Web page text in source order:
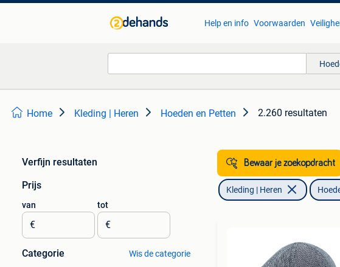
Help en info Voorwaarden
Home Kleding | Heren Hoeden en Petten 2.260 resultaten
Verfijn resultaten
Prijs
van
€
tot
€
Categorie Wis de categorie
Bewaar je zoekopdracht
Kleding | Heren